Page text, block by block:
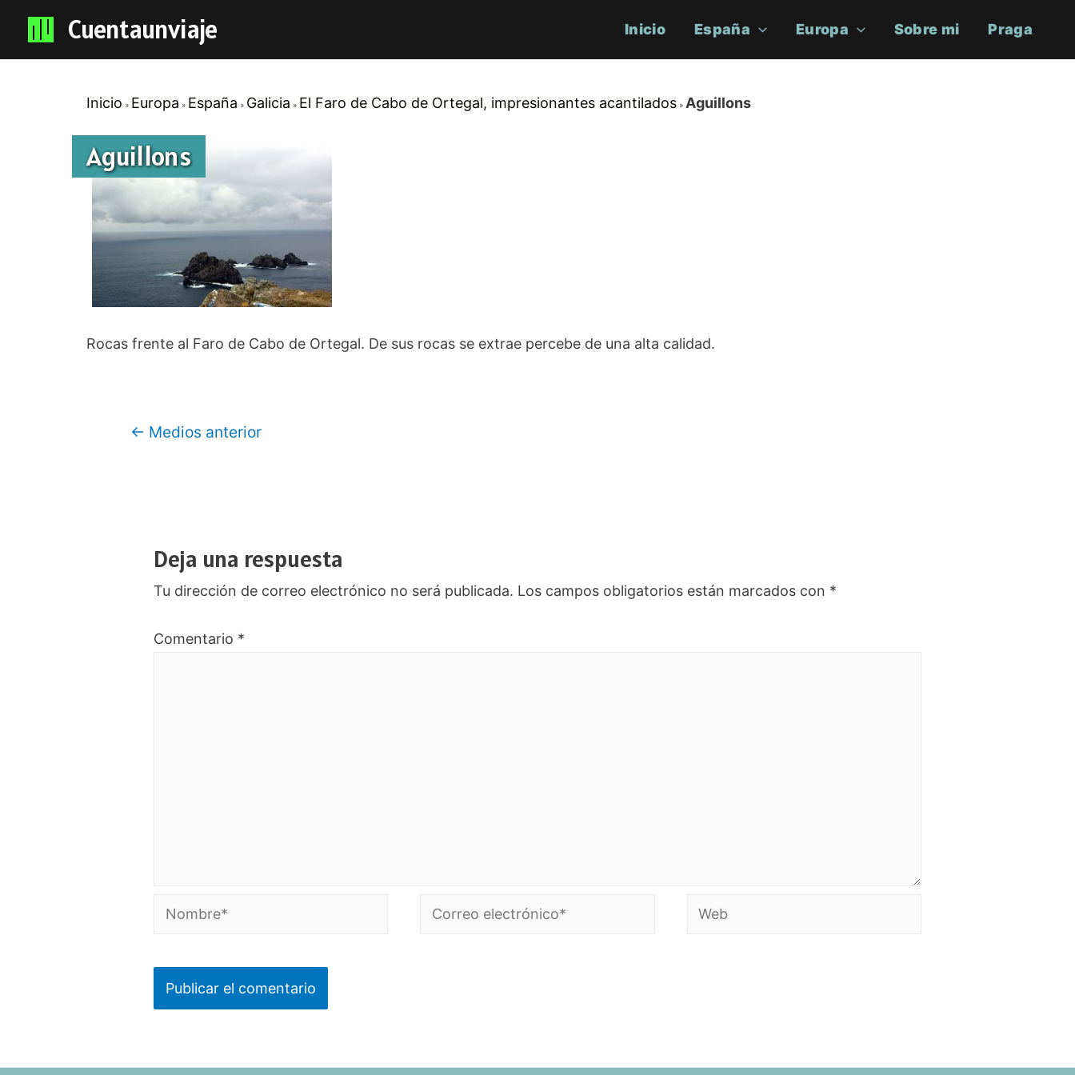
Cuentaunviaje Inicio España Europa Sobre mi Praga
Inicio Europa España Galicia El Faro de Cabo de Ortegal, impresionantes acantilados Aguillons
Aguillons
Rocas frente al Faro de Cabo de Ortegal. De sus rocas se extrae percebe de una alta calidad.
Navegación
← Medios anterior
Deja una respuesta
Tu dirección de correo electrónico no será publicada. Los campos obligatorios están marcados con *
Comentario *
Nombre*
Correo
Web